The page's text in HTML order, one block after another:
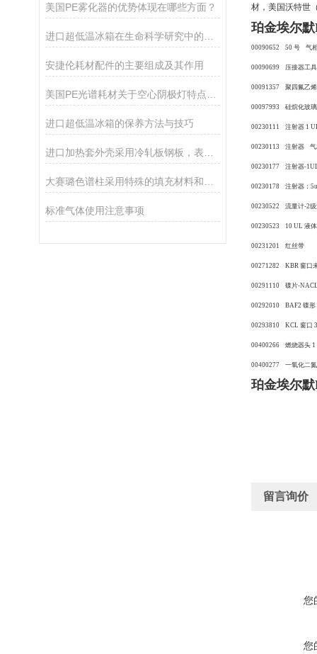
美国PE雾化器的优势体现在哪些方面？
安捷伦耗材配件的主要组成及其作用
进口超低温冰箱的保养方法与技巧
标准气体使用注意事项
材，美国沃特世
珀金埃尔
00090652 50 号 气
00090699 压接器工
00091357 聚四氟乙
00097993 硅烷化玻
00230111 注射器 1
00230113 注射器 气
00230177 注射器-
00230178 注射器：
00230522 流量计-2
00230523 10 UL 液
00231201 红丝带
00271282 KBR 窗口
00291110 碟片-
00292010 BAF2 碟形
00293810 KCL 窗口
00400266 燃烧器头
00400277 一氧化二
珀金埃尔
留言询价
您
您